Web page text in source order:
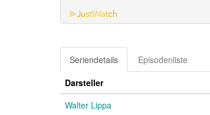
Seriendetails
Episodenliste
Darsteller
Walter Lippa